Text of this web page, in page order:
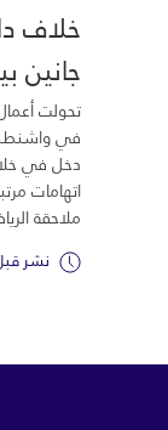
خلاف
جانين
تحولت
في واشنطن
دخل في
اتهامات
ملاحقة
نشر